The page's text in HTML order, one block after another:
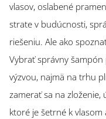
vlasov, oslabené
strate v budúcnosti,
riešeniu. Ale ako
Vybrať správny
výzvou, najmä na trhu
zamerať sa na zloženie,
ktoré je šetrné k vlasom